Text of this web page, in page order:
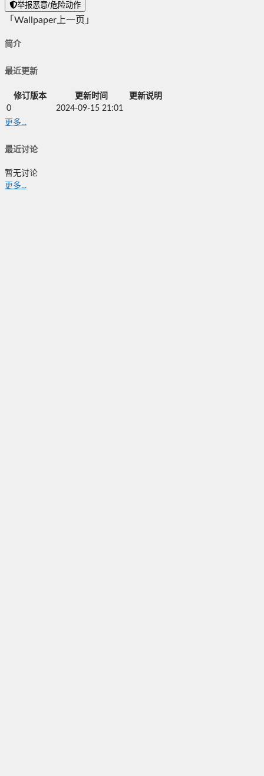
举报恶意/危险动作
「Wallpaper上一页」
简介
最近更新
修订版本 更新时间
更新说明
0
2024-09-15 21:01
更多...
最近讨论
暂无讨论
更多...